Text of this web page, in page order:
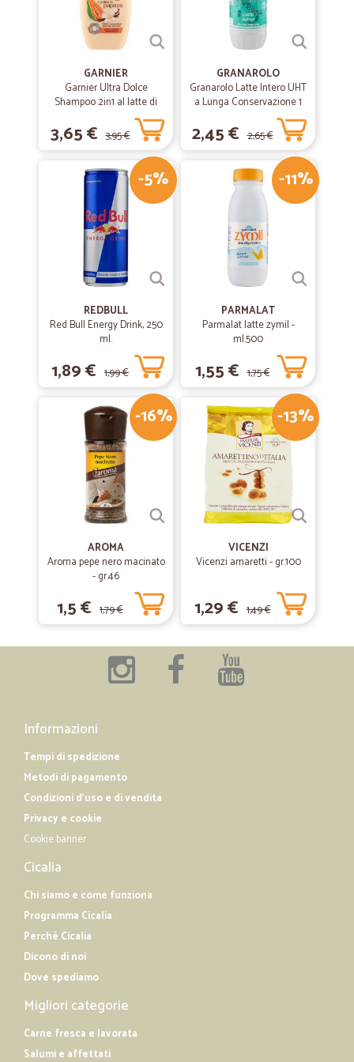
GARNIER
Garnier Ultra Dolce
Shampoo 2in1 al latte di
Vaniglia e polpa di Papaya
per capelli lunghi, 300 ml.
3,65 € 3,95 €
GRANAROLO
Granarolo Latte Intero UHT
a Lunga Conservazione 1
2,45 € 2,65 €
-5%
REDBULL
Red Bull Energy Drink, 250
ml.
1,89 € 1,99 €
-11%
PARMALAT
Parmalat latte zymil -
ml.500
1,55 € 1,75 €
-16%
AROMA
Aroma pepe nero macinato
- gr.46
1,5 € 1,79 €
-13%
VICENZI
Vicenzi amaretti - gr.100
1,29 € 1,49 €
Informazioni
Tempi di spedizione
Metodi di pagamento
Condizioni d'uso e di vendita
Privacy e cookie
Cookie banner
Cicalia
Chi siamo e come funziona
Programma Cicalia
Perché Cicalia
Dicono di noi
Dove spediamo
Migliori categorie
Carne fresca e lavorata
Salumi e affettati